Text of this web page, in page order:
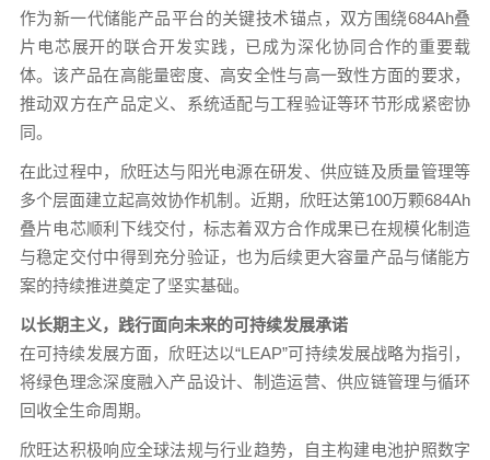
作为新一代储能产品平台的关键技术锚点，双方围绕684Ah叠
片电芯展开的联合开发实践，已成为深化协同合作的重要载
体。该产品在高能量密度、高安全性与高一致性方面的要求，
推动双方在产品定义、系统适配与工程验证等环节形成紧密协
同。
在此过程中，欣旺达与阳光电源在研发、供应链及质量管理等
多个层面建立起高效协作机制。近期，欣旺达第100万颗684Ah
叠片电芯顺利下线交付，标志着双方合作成果已在规模化制造
与稳定交付中得到充分验证，也为后续更大容量产品与储能方
案的持续推进奠定了坚实基础。
以长期主义，践行面向未来的可持续发展承诺
在可持续发展方面，欣旺达以“LEAP”可持续发展战略为指引，
将绿色理念深度融入产品设计、制造运营、供应链管理与循环
回收全生命周期。
欣旺达积极响应全球法规与行业趋势，自主构建电池护照数字